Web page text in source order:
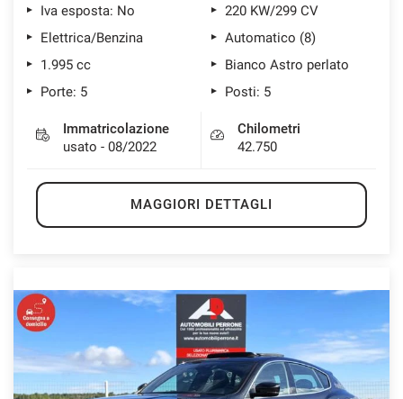
Iva esposta: No
220 KW/299 CV
Elettrica/Benzina
Automatico (8)
1.995 cc
Bianco Astro perlato
Porte: 5
Posti: 5
Immatricolazione
usato - 08/2022
Chilometri
42.750
MAGGIORI DETTAGLI